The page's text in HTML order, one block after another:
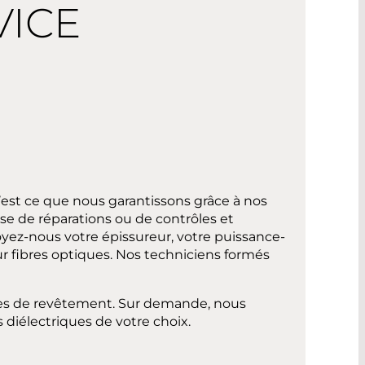
ce que nous garantissons grâce à nos
de réparations ou de contrôles et
nous votre épissureur, votre puissance-
fibres optiques. Nos techniciens formés
de revêtement. Sur demande, nous
de votre choix.